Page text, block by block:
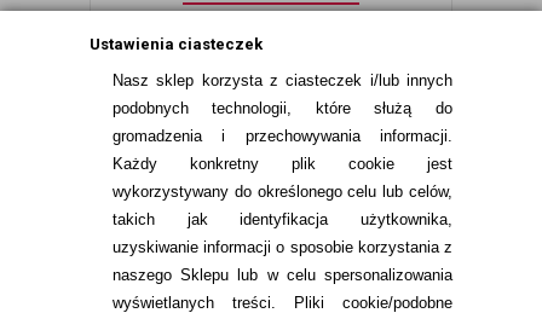
Ustawienia ciasteczek
Nasz sklep korzysta z ciasteczek i/lub innych
podobnych technologii, które służą do
gromadzenia i przechowywania informacji.
Każdy konkretny plik cookie jest
wykorzystywany do określonego celu lub celów,
takich jak identyfikacja użytkownika,
uzyskiwanie informacji o sposobie korzystania z
naszego Sklepu lub w celu spersonalizowania
wyświetlanych treści.
Pliki cookie/podobne
205,99 pln 215,99
INFORMACJE KONTAKTOWE